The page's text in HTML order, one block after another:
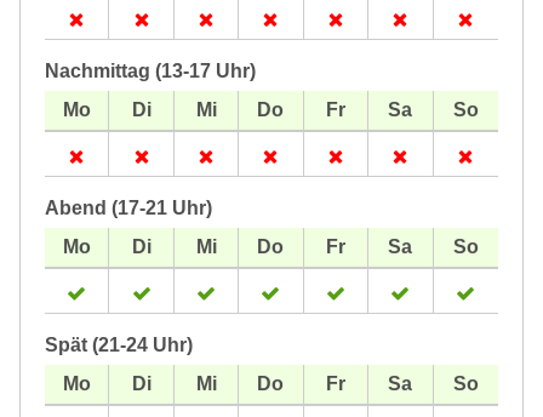
Nachmittag (13-17 Uhr)
Abend (17-21 Uhr)
Spät (21-24 Uhr)